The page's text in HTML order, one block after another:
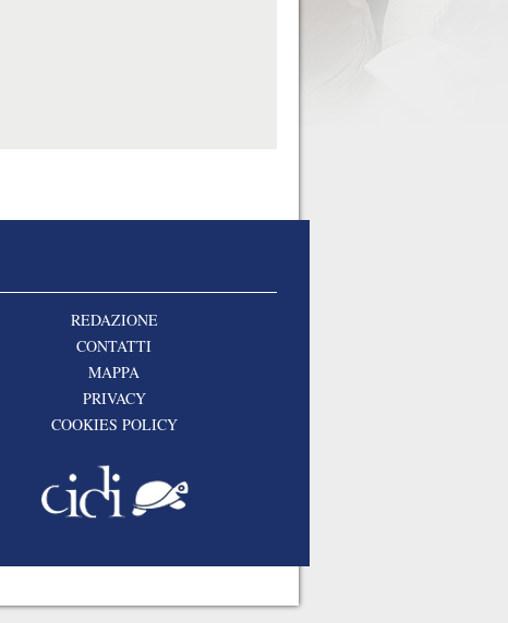
REDAZIONE
CONTATTI
MAPPA
PRIVACY
COOKIES POLICY